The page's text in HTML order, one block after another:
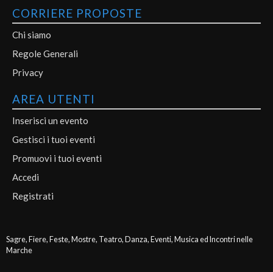
CORRIERE PROPOSTE
Chi siamo
Regole Generali
Privacy
AREA UTENTI
Inserisci un evento
Gestisci i tuoi eventi
Promuovi i tuoi eventi
Accedi
Registrati
Sagre, Fiere, Feste, Mostre, Teatro, Danza, Eventi, Musica ed Incontri nelle
Marche